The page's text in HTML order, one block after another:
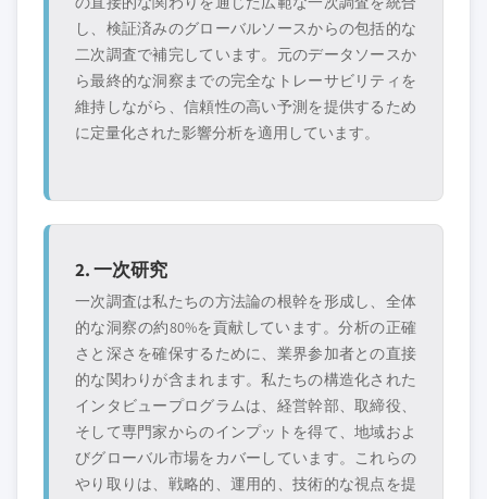
し、検証済みのグローバルソースからの包括的な
二次調査で補完しています。元のデータソースか
ら最終的な洞察までの完全なトレーサビリティを
維持しながら、信頼性の高い予測を提供するため
に定量化された影響分析を適用しています。
2. 一次研究
一次調査は私たちの方法論の根幹を形成し、全体
的な洞察の約80%を貢献しています。分析の正確
さと深さを確保するために、業界参加者との直接
的な関わりが含まれます。私たちの構造化された
インタビュープログラムは、経営幹部、取締役、
そして専門家からのインプットを得て、地域およ
びグローバル市場をカバーしています。これらの
やり取りは、戦略的、運用的、技術的な視点を提